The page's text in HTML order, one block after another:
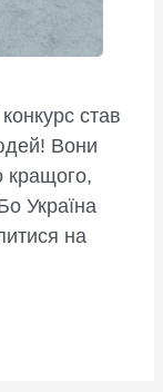
став
Вони
кращого,
Україна
на